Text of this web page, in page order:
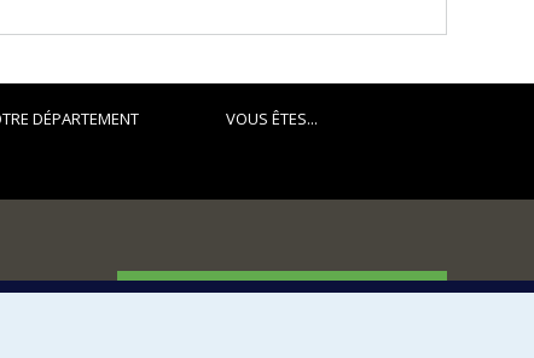
DÉPARTEMENT VOUS ÊTES...
FACULTÉ DES ARTS ET DES SCIENCES